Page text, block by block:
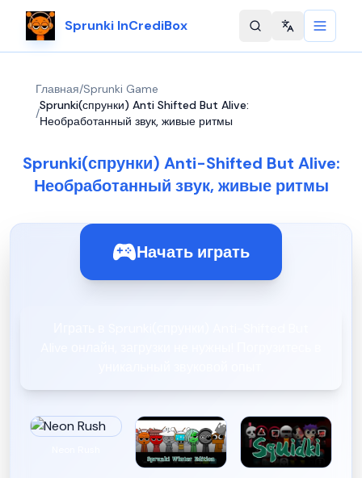
Sprunki InCrediBox Change
Главная/Sprunki Game
/
Sprunki(спрунки) Anti Shifted But Alive:
Необработанный звук, живые ритмы
Sprunki(спрунки) Anti-Shifted But Alive:
Необработанный звук, живые ритмы
Начать играть